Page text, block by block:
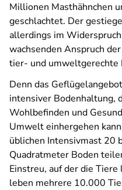
Millionen Masthähnchen
geschlachtet. Der
allerdings im
wachsenden Anspruch
tier- und umweltgerechte
Denn das
intensiver Bodenhaltung,
Wohlbefinden und
Umwelt einhergehen
üblichen Intensivmast 20
Quadratmeter Boden
Einstreu, auf der die
leben mehrere 10.000